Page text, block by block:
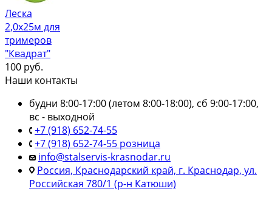
Леска
2,0х25м для
тримеров
"Квадрат"
100 руб.
Наши контакты
будни 8:00-17:00 (летом 8:00-18:00), сб 9:00-17:00,
вс - выходной
+7 (918) 652-74-55
+7 (918) 652-74-55 розница
info@stalservis-krasnodar.ru
Россия, Краснодарский край, г. Краснодар, ул.
Российская 780/1 (р-н Катюши)